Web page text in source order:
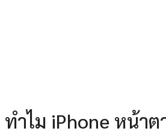
ทำไม iPhone หน้าต